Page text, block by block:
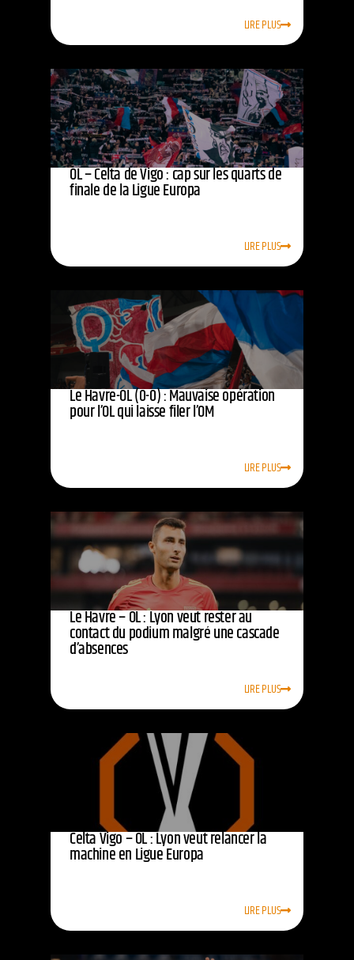
LIRE PLUS
OL – Celta de Vigo : cap sur les quarts de
finale de la Ligue Europa
LIRE PLUS
Le Havre-OL (0-0) : Mauvaise opération
pour l’OL qui laisse filer l’OM
LIRE PLUS
Le Havre – OL : Lyon veut rester au
contact du podium malgré une cascade
d’absences
LIRE PLUS
Celta Vigo – OL : Lyon veut relancer la
machine en Ligue Europa
LIRE PLUS